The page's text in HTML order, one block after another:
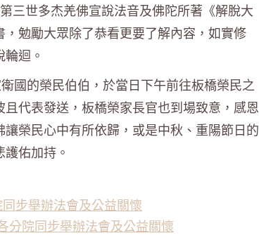
三世多杰羌佛宣說法音及佛陀所著《解脫大
勉勵大眾除了恭看更要了解內容，如實修
迴。
國的榮民伯伯，於當日下午前往板橋榮民之
代表發送，板橋榮家長官也到場致意，感恩
榮民心中有所依歸，或是中秋、重陽節日的
佑加持。
步舉辦法會及公益關懷
院同步舉辦法會及公益關懷